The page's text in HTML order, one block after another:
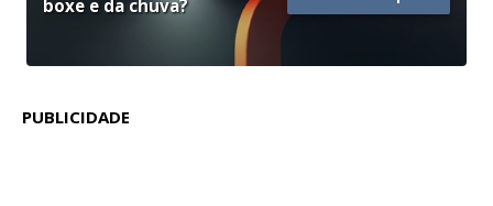
boxe e da chuva?
PUBLICIDADE